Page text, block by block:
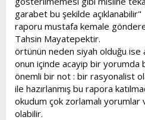
garabet bu şekilde açıklanabilir"
raporu mustafa kemale
Tahsin Mayatepektir.
örtünün neden siyah olduğu ise
onun içinde acayip bir yorumda
önemli bir not : bir rasyonalist
ile hazırlanmış bu rapora
okudum çok zorlamalı yorumlar
olabilir.